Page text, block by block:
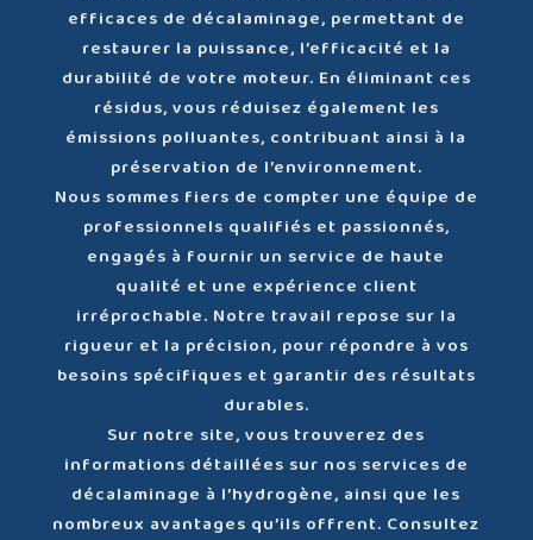
efficaces de décalaminage, permettant de
restaurer la puissance, l’efficacité et la
durabilité de votre moteur. En éliminant ces
résidus, vous réduisez également les
émissions polluantes, contribuant ainsi à la
préservation de l’environnement.
Nous sommes fiers de compter une équipe de
professionnels qualifiés et passionnés,
engagés à fournir un service de haute
qualité et une expérience client
irréprochable. Notre travail repose sur la
rigueur et la précision, pour répondre à vos
besoins spécifiques et garantir des résultats
durables.
Sur notre site, vous trouverez des
informations détaillées sur nos services de
décalaminage à l’hydrogène, ainsi que les
nombreux avantages qu’ils offrent. Consultez